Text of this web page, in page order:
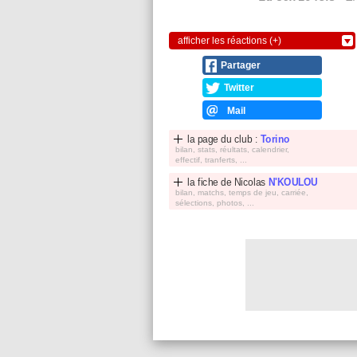
afficher les réactions (+)
Partager
Twitter
Mail
la page du club : Torino
bilan, stats, réultats, calendrier,
effectif, tranferts, ...
la fiche de Nicolas N'KOULOU
bilan, matchs, temps de jeu, carriée,
sélections, photos, ...